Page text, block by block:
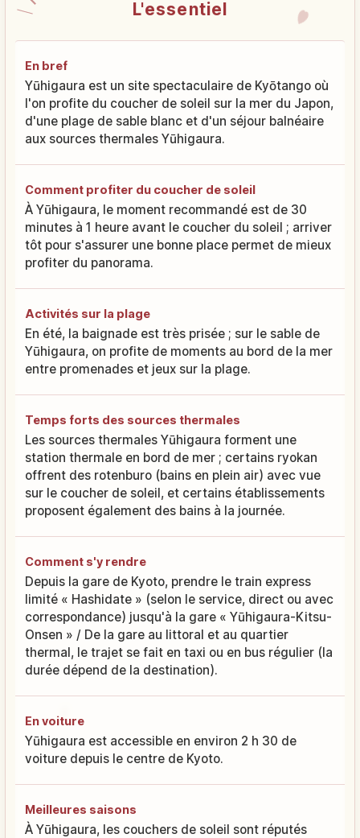
L'essentiel
En bref
Yūhigaura est un site spectaculaire de Kyōtango où
l'on profite du coucher de soleil sur la mer du Japon,
d'une plage de sable blanc et d'un séjour balnéaire
aux sources thermales Yūhigaura.
Comment profiter du coucher de soleil
À Yūhigaura, le moment recommandé est de 30
minutes à 1 heure avant le coucher du soleil ; arriver
tôt pour s'assurer une bonne place permet de mieux
profiter du panorama.
Activités sur la plage
En été, la baignade est très prisée ; sur le sable de
Yūhigaura, on profite de moments au bord de la mer
entre promenades et jeux sur la plage.
Temps forts des sources thermales
Les sources thermales Yūhigaura forment une
station thermale en bord de mer ; certains ryokan
offrent des rotenburo (bains en plein air) avec vue
sur le coucher de soleil, et certains établissements
proposent également des bains à la journée.
Comment s'y rendre
Depuis la gare de Kyoto, prendre le train express
limité « Hashidate » (selon le service, direct ou avec
correspondance) jusqu'à la gare « Yūhigaura-Kitsu-
Onsen » / De la gare au littoral et au quartier
thermal, le trajet se fait en taxi ou en bus régulier (la
durée dépend de la destination).
En voiture
Yūhigaura est accessible en environ 2 h 30 de
voiture depuis le centre de Kyoto.
Meilleures saisons
À Yūhigaura, les couchers de soleil sont réputés